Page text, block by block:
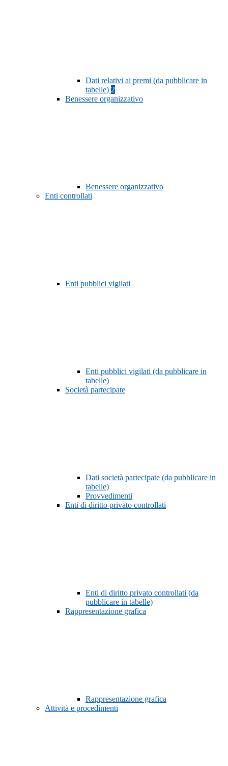
Dati relativi ai premi (da pubblicare in
tabelle) 2
Benessere organizzativo
Benessere organizzativo
Enti controllati
Enti pubblici vigilati
Enti pubblici vigilati (da pubblicare in
tabelle)
Società partecipate
Dati società partecipate (da pubblicare in
tabelle)
Provvedimenti
Enti di diritto privato controllati
Enti di diritto privato controllati (da
pubblicare in tabelle)
Rappresentazione grafica
Rappresentazione grafica
Attività e procedimenti